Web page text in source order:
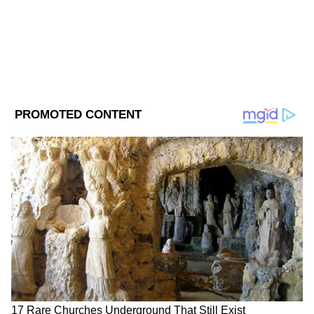
Related Articles
তুলসী গাছে কি আদৌ গণেশ মূর্তি রাখা কি উচিত? শাস্ত্র
কী বলে
দেওয়ালে নোনা ধরে সাদা গুঁড়ো পড়ছে? শাস্ত্র বলছে
‘লক্ষ্মী চলে যাচ্ছেন’! রইল ঘরোয়া টোটকা
এছাড়া রাহুর অধিষ্ঠানও কান। রাহু মাথা খারাপ